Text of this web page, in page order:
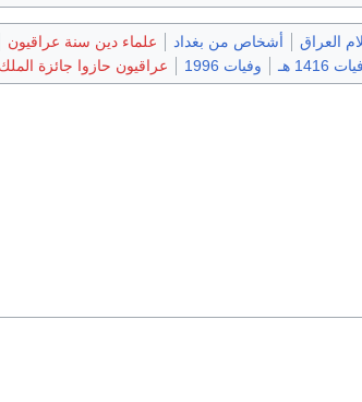
العراق أشخاص من بغداد علماء دين سنة عراقيون
1416 هـ وفيات 1996 عراقيون حازوا جائزة